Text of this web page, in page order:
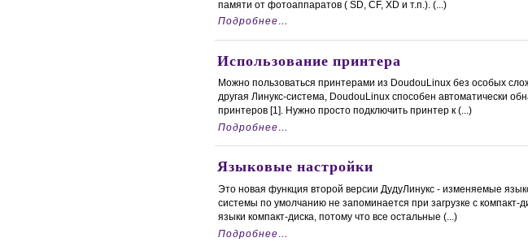
памяти от фотоаппаратов ( SD, CF, XD и т.п.). (...)
Подробнее…
Использование принтера
Можно пользоваться принтерами из DoudouLinux без особых
другая Линукс-система, DoudouLinux способен автоматически
принтеров [1]. Нужно просто подключить принтер к (...)
Подробнее…
Языковые настройки
Это новая функция второй версии ДудуЛинукс - изменяемые
системы по умолчанию не запоминается при загрузке с компакт-
языки компакт-диска, потому что все остальные (...)
Подробнее…